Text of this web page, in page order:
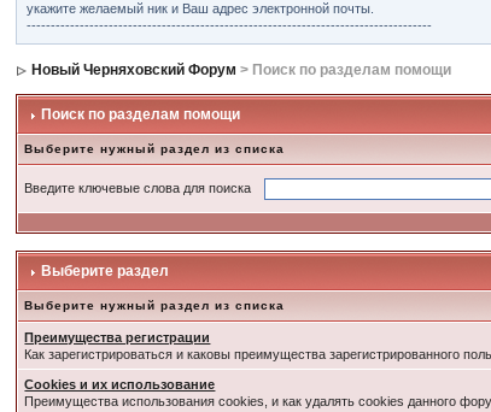
укажите желаемый ник и Ваш адрес электронной почты.
------------------------------------------------------------------------------------
Новый Черняховский Форум > Поиск по разделам помощи
Поиск по разделам помощи
Выберите нужный раздел из списка
Введите ключевые слова для поиска
Выберите раздел
Выберите нужный раздел из списка
Преимущества регистрации
Как зарегистрироваться и каковы преимущества зарегистрированного
Cookies и их использование
Преимущества использования cookies, и как удалять cookies данного